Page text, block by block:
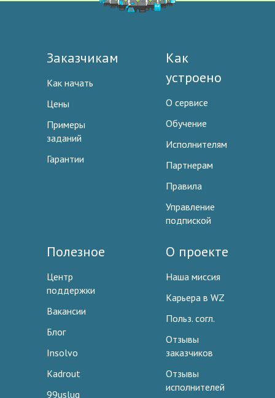
Заказчикам
Как начать
Цены
Примеры
заданий
Гарантии
Как
устроено
О сервисе
Обучение
Исполнителям
Партнерам
Правила
Управление
подпиской
Полезное
Центр
поддержки
Вакансии
Блог
Insolvo
Kadrout
99uslug
О проекте
Наша миссия
Карьера в WZ
Польз. согл.
Отзывы
заказчиков
Отзывы
исполнителей